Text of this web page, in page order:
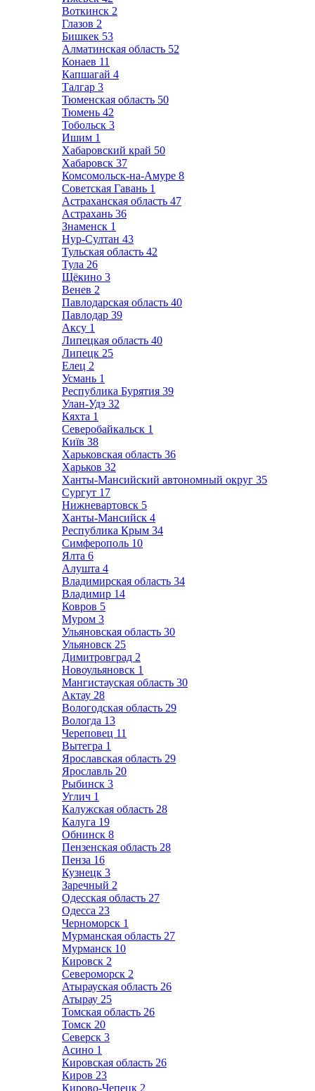
Воткинск 2
Глазов 2
Бишкек 53
Алматинская область 52
Конаев 11
Капшагай 4
Талгар 3
Тюменская область 50
Тюмень 42
Тобольск 3
Ишим 1
Хабаровский край 50
Хабаровск 37
Комсомольск-на-Амуре 8
Советская Гавань 1
Астраханская область 47
Астрахань 36
Знаменск 1
Нур-Султан 43
Тульская область 42
Тула 26
Щёкино 3
Венев 2
Павлодарская область 40
Павлодар 39
Аксу 1
Липецкая область 40
Липецк 25
Елец 2
Усмань 1
Республика Бурятия 39
Улан-Удэ 32
Кяхта 1
Северобайкальск 1
Київ 38
Харьковская область 36
Харьков 32
Ханты-Мансийский автономный округ 35
Сургут 17
Нижневартовск 5
Ханты-Мансийск 4
Республика Крым 34
Симферополь 10
Ялта 6
Алушта 4
Владимирская область 34
Владимир 14
Ковров 5
Муром 3
Ульяновская область 30
Ульяновск 25
Димитровград 2
Новоульяновск 1
Мангистауская область 30
Актау 28
Вологодская область 29
Вологда 13
Череповец 11
Вытегра 1
Ярославская область 29
Ярославль 20
Рыбинск 3
Углич 1
Калужская область 28
Калуга 19
Обнинск 8
Пензенская область 28
Пенза 16
Кузнецк 3
Заречный 2
Одесская область 27
Одесса 23
Черноморск 1
Мурманская область 27
Мурманск 10
Кировск 2
Североморск 2
Атырауская область 26
Атырау 25
Томская область 26
Томск 20
Северск 3
Асино 1
Кировская область 26
Киров 23
Кирово-Чепецк 2